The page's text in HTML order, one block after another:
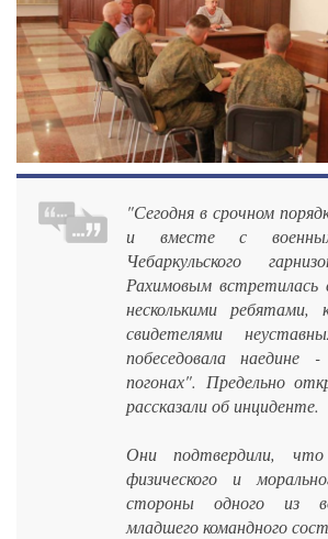
"Сегодня в срочном
и вместе с
Чебаркульского
Рахимовым
несколькими ребятами,
свидетелями
побеседовала
погонах". Предельно
рассказали об инциденте.
Они подтвердили,
физического и
стороны одного из
младшего командного